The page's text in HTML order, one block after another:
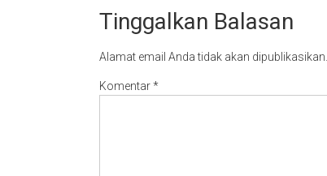
Tinggalkan Balasan
Alamat email Anda tidak akan dipublikasikan.
Komentar*